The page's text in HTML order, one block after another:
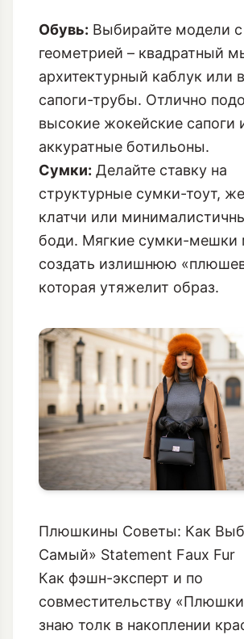
Обувь: Выбирайте модели с
геометрией – квадратный
архитектурный каблук или
сапоги-трубы. Отлично
высокие жокейские сапоги
аккуратные ботильоны.
Сумки: Делайте ставку на
структурные сумки-тоут,
клатчи или
боди. Мягкие сумки-мешки
создать излишнюю
которая утяжелит образ.
Плюшкины Советы: Как
Самый» Statement Faux Fur
Как фэшн-эксперт и по
совместительству
знаю толк в накоплении